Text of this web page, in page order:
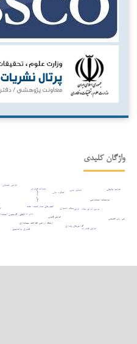
واژگان کلیدی
بدهی دولتی
روش رگرسیون
کشورهای صادرکننده نفت ریسک اعتباری
عملکرد مالی
ارتباط ارزشی اطلاعات حسابداری
بورس اوراق بهادار عراق
گزارش‌های پایداری
تحولات فناوری
مؤسسات حسابرسی
پردازش زبان طبیعی
تحلیل حس
مدل ترکیبی
عوامل فناورانه
عوامل قانونی
عوامل عملیاتی
فناوری بلاک‌چین
عدالت مالیاتی